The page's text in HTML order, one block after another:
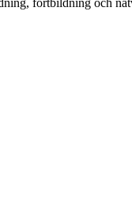
fortbildning och